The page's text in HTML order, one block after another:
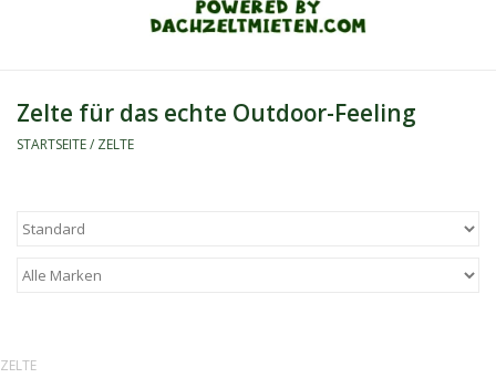
Camping/Outdoor
Marken
Zelte für das echte Outdoor-Feeling
STARTSEITE/ ZELTE
ZELTE